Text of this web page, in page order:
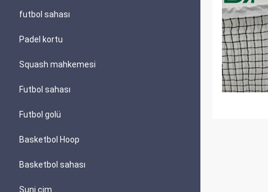
futbol sahası
Padel kortu
Squash mahkemesi
Futbol sahası
Futbol golü
Basketbol Hoop
Basketbol sahası
Suni çim